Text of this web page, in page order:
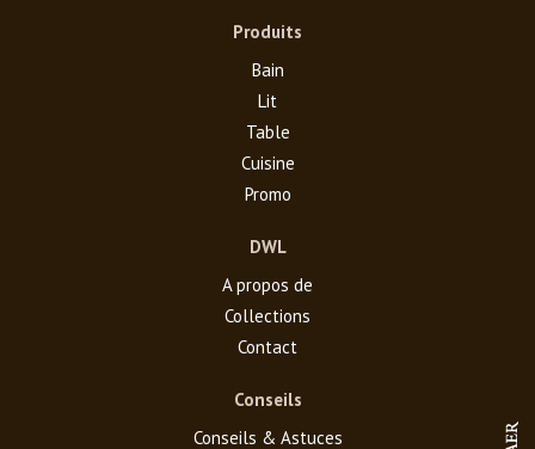
Produits
Bain
Lit
Table
Cuisine
Promo
DWL
A propos de
Collections
Contact
Conseils
Conseils & Astuces